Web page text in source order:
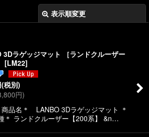
表示順変更
3Dラゲッジマット ［ランドクルーザー
[LM22]
(税別)
円)
名＊ LANBO 3Dラゲッジマット ＊
＊ ランドクルーザー【200系】 &n…